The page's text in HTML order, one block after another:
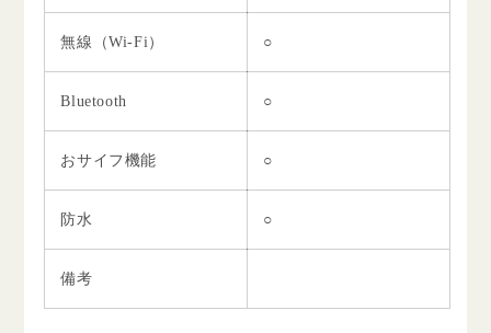
無線（Wi-Fi） ○
Bluetooth ○
おサイフ機能 ○
防水 ○
備考